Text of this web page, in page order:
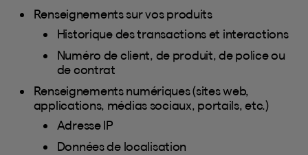
Renseignements sur vos produits
Historique des transactions et interactions
Numéro de client, de produit, de police ou
de contrat
Renseignements numériques (sites web,
applications, médias sociaux, portails, etc.)
Adresse IP
Données de localisation